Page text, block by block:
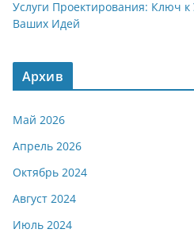
Услуги Проектирования: Ключ
Ваших Идей
Архив
Май 2026
Апрель 2026
Октябрь 2024
Август 2024
Июль 2024